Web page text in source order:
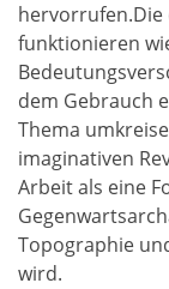
funktionieren
dem Gebrauch
Thema
imaginativen
Arbeit als eine
Topographie
wird.